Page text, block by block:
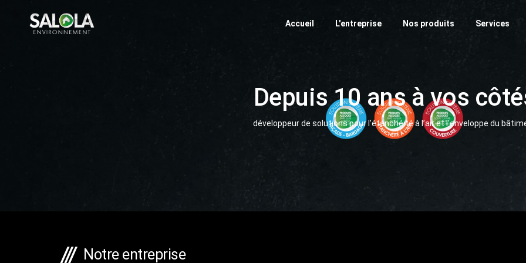
Accueil L'entreprise Nos produits Services
Depuis 10 ans à vos
développeur de solutions pour l’étanchéité à l’air et l'enveloppe du
Notre entreprise